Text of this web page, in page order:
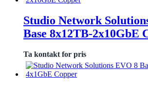
Studio Network
Base 8x12TB-2x10GbE
Ta kontakt for pris